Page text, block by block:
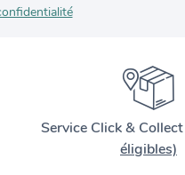
Service Click & Collect
éligibles)